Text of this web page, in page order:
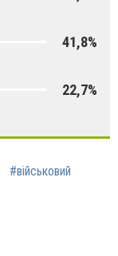
41,8%
22,7%
#військовий